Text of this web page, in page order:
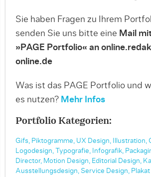
Sie haben Fragen zu Ihrem
senden Sie uns bitte eine Mail
»PAGE Portfolio« an
online.de
Was ist das PAGE Portfolio und
es nutzen? Mehr Infos
Portfolio Kategorien:
Gifs, Piktogramme, UX Design, Illustration,
Logodesign,
Typografie, Infografik,
Director, Motion Design, Editorial Design,
Ausstellungsdesign, Service Design,